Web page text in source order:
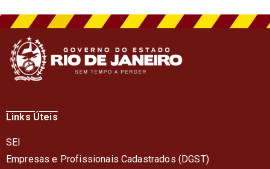
Links Úteis
SEI
Empresas e Profissionais Cadastrados (DGST)